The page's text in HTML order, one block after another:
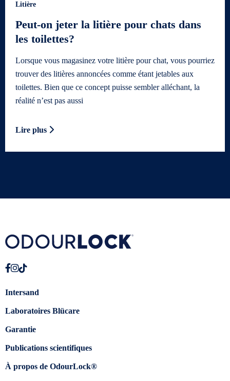
Litière
Peut-on jeter la litière pour chats dans
les toilettes?
Lorsque vous magasinez votre litière pour chat, vous pourriez
trouver des litières annoncées comme étant jetables aux
toilettes. Bien que ce concept puisse sembler alléchant, la
réalité n’est pas aussi
Lire plus
Intersand
Laboratoires Blücare
Garantie
Publications scientifiques
À propos de OdourLock®